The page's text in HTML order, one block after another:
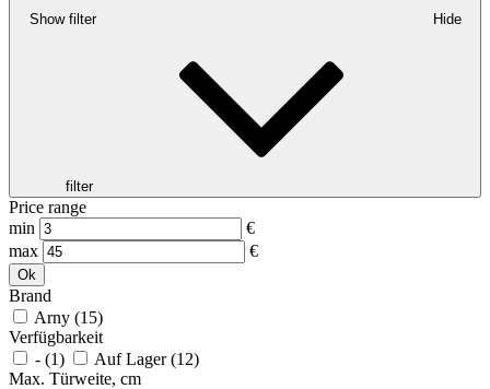
Show filter Hide
filter
Price range
min
€
max
€
Ok
Brand
Arny (15)
Verfügbarkeit
- (1) Auf Lager(12)
Max. Türweite, cm